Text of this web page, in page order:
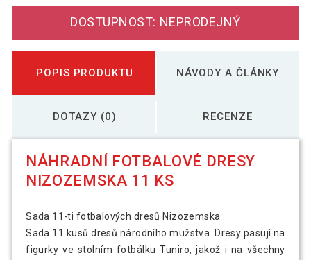
DOSTUPNOST: NEPRODEJNÝ
POPIS PRODUKTU NÁVODY A ČLÁNKY
DOTAZY (0) RECENZE
NÁHRADNÍ FOTBALOVÉ DRESY
NIZOZEMSKA 11 KS
Sada 11-ti fotbalových dresů Nizozemska
Sada 11 kusů dresů národního mužstva. Dresy pasují na
figurky ve stolním fotbálku Tuniro, jakož i na všechny